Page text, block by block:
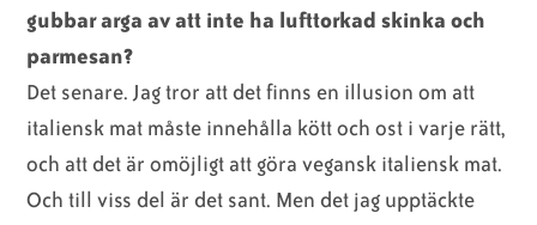
gubbar arga av att inte ha lufttorkad skinka och
parmesan?
Det senare. Jag tror att det finns en illusion om att
italiensk mat måste innehålla kött och ost i varje rätt,
och att det är omöjligt att göra vegansk italiensk mat.
Och till viss del är det sant. Men det jag upptäckte